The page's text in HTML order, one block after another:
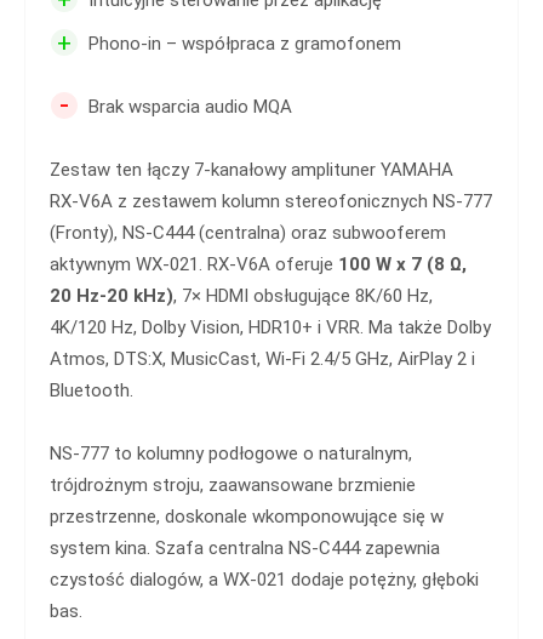
+ Phono-in – współpraca z gramofonem
- Brak wsparcia audio MQA
Zestaw ten łączy 7‑kanałowy amplituner YAMAHA
RX‑V6A z zestawem kolumn stereofonicznych NS‑777
(Fronty), NS‑C444 (centralna) oraz subwooferem
aktywnym WX‑021. RX‑V6A oferuje 100 W x 7 (8 Ω,
20 Hz‑20 kHz), 7× HDMI obsługujące 8K/60 Hz,
4K/120 Hz, Dolby Vision, HDR10+ i VRR. Ma także Dolby
Atmos, DTS:X, MusicCast, Wi‑Fi 2.4/5 GHz, AirPlay 2 i
Bluetooth.
NS‑777 to kolumny podłogowe o naturalnym,
trójdrożnym stroju, zaawansowane brzmienie
przestrzenne, doskonale wkomponowujące się w
system kina. Szafa centralna NS‑C444 zapewnia
czystość dialogów, a WX‑021 dodaje potężny, głęboki
bas.